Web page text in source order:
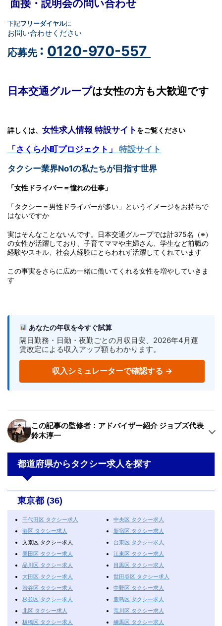
面接・説明会の問い合わせ
下記フリーダイヤルに
お問い合わせください
応募先 : 0120-970-557
日本交通グループは女性の方も大歓迎です
詳しくは、 女性求人情報 特設サイト をご覧ください
「さくら小町プロジェクト」
特設サイト
タクシー業界No1の私たちが目指す世界
「女性ドライバー＝憧れの仕事」
「タクシー＝男性ドライバーが多い」というイメージをお持ちで
はないですか
実はそんなことないんです。日本交通グループでは計375名（※）
の女性が活躍しており、子育てママや主婦さん、学生など前職の
経験やスキル、社会人経験にとらわれず活躍してくれています
この事実をさらに広め一緒に働いてくれる女性を増やしていきま
す
あなたの年収を今すぐ試算
隔日勤務・日勤・夜勤ごとの月収目安、2026年4月運
賃改定による収入アップ額もわかります。
収入シミュレーターで確認する →
この記事の監修者：アドバイザー紹介 ジョブズ代表
鈴木淳一
都道府県からタクシー求人を探す
東京都 (36)
千代田区 タクシー求人
中央区 タクシー求人
港区 タクシー求人
新宿区 タクシー求人
文京区 タクシー求人
台東区 タクシー求人
墨田区 タクシー求人
江東区 タクシー求人
品川区 タクシー求人
目黒区 タクシー求人
大田区 タクシー求人
世田谷区 タクシー求人
渋谷区 タクシー求人
中野区 タクシー求人
杉並区 タクシー求人
豊島区 タクシー求人
北区 タクシー求人
荒川区 タクシー求人
板橋区 タクシー求人
練馬区 タクシー求人